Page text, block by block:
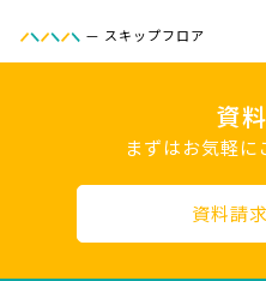
— スキップフロア
資
まずはお気軽に
資料請